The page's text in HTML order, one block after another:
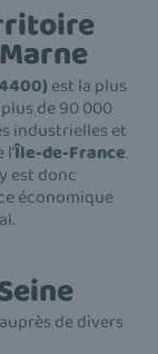
est la plus
de 90 000
industrielles et
Île-de-France.
y est donc
économique
de divers